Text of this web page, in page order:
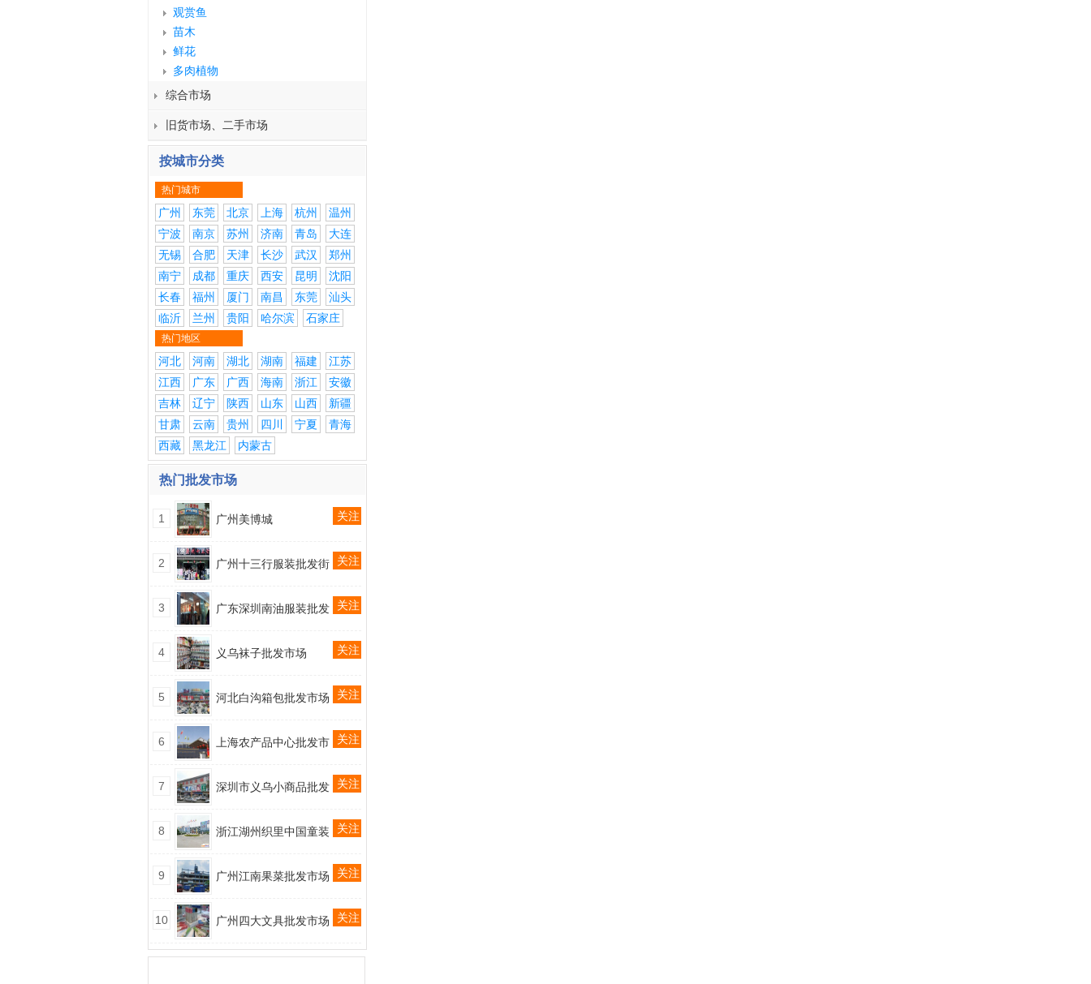
观赏鱼
苗木
鲜花
多肉植物
综合市场
旧货市场、二手市场
按城市分类
热门城市
广州 东莞 北京 上海 杭州
温州
宁波
南京 苏州 济南 青岛
大连
无锡
合肥 天津 长沙 武汉
郑州
南宁
成都 重庆 西安 昆明
沈阳
长春
福州 厦门 南昌 东莞
汕头
临沂
兰州 贵阳 哈尔滨 石家庄
热门地区
河北 河南 湖北 湖南 福建
江苏
江西
广东 广西 海南 浙江
安徽
吉林
辽宁 陕西 山东 山西
新疆
甘肃
云南 贵州 四川 宁夏
青海
西藏
黑龙江 内蒙古
热门批发市场
1 广州美博城 关注
2 广州十三行服装批发街 关注
3 广东深圳南油服装批发 关注
4 义乌袜子批发市场 关注
5 河北白沟箱包批发市场 关注
6 上海农产品中心批发市 关注
7 深圳市义乌小商品批发 关注
8 浙江湖州织里中国童装 关注
9 广州江南果菜批发市场 关注
10 广州四大文具批发市场 关注